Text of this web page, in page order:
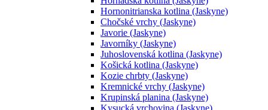
Hornonitrianska kotlina (Jaskyne)
Chočské vrchy (Jaskyne)
Javorie (Jaskyne)
Javorníky (Jaskyne)
Juhoslovenská kotlina (Jaskyne)
Košická kotlina (Jaskyne)
Kozie chrbty (Jaskyne)
Kremnické vrchy (Jaskyne)
Krupinská planina (Jaskyne)
Kysucká vrchovina (Jaskyne)